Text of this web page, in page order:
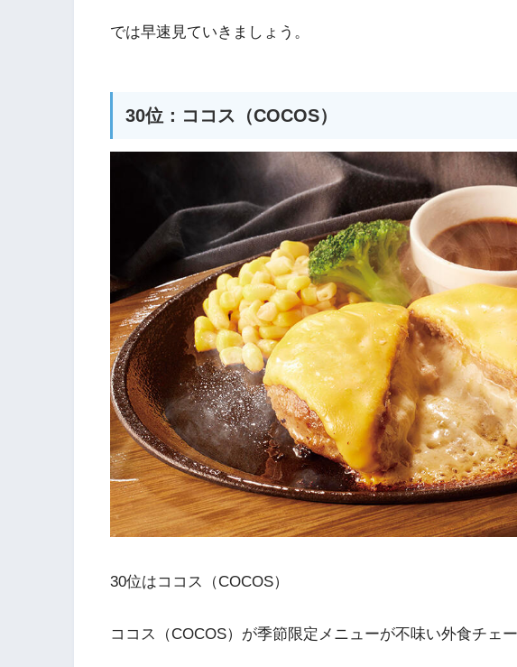
では早速見ていきましょう。
30位：ココス（COCOS）
30位はココス（COCOS）
ココス（COCOS）が季節限定メニューが不味い外食チェ